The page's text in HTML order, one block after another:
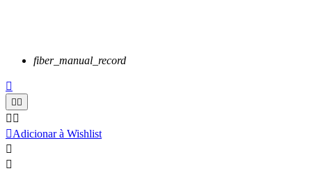
fiber_manual_record

 
 
Adicionar à Wishlist

